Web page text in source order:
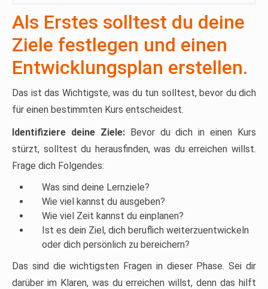
Als Erstes solltest du deine
Ziele festlegen und einen
Entwicklungsplan erstellen.
Das ist das Wichtigste, was du tun solltest, bevor du dich
für einen bestimmten Kurs entscheidest.
Identifiziere deine Ziele:Bevor du dich in einen Kurs
stürzt, solltest du herausfinden, was du erreichen willst.
Frage dich Folgendes:
Was sind deine Lernziele?
Wie viel kannst du ausgeben?
Wie viel Zeit kannst du einplanen?
Ist es dein Ziel, dich beruflich weiterzuentwickeln
oder dich persönlich zu bereichern?
Das sind die wichtigsten Fragen in dieser Phase. Sei dir
darüber im Klaren, was du erreichen willst, denn das hilft